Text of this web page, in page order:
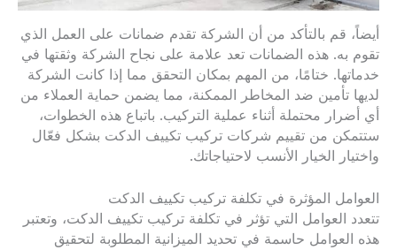
أيضاً، قم بالتأكد من أن الشركة تقدم ضمانات على العمل الذي
تقوم به. هذه الضمانات تعد علامة على نجاح الشركة وثقتها في
خدماتها. ختامًا، من المهم بمكان التحقق مما إذا كانت الشركة
لديها تأمين ضد المخاطر الممكنة، مما يضمن حماية العملاء من
أي أضرار محتملة أثناء عملية التركيب. باتباع هذه الخطوات،
ستتمكن من تقييم شركات تركيب تكييف الدكت بشكل فعّال
واختيار الخيار الأنسب لاحتياجاتك.
العوامل المؤثرة في تكلفة تركيب تكييف الدكت
تتعدد العوامل التي تؤثر في تكلفة تركيب تكييف الدكت، وتعتبر
هذه العوامل حاسمة في تحديد الميزانية المطلوبة لتحقيق